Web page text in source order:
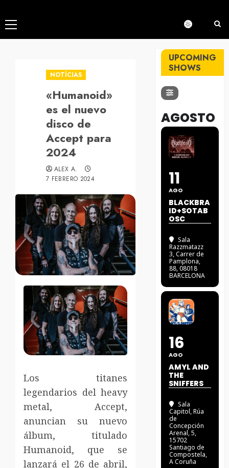
Menú
principal
NOTÍCIAS
«Humanoid»
es el nuevo
disco de
Accept para
2024
ALEX A.
7 FEBRERO 2024
Los titanes
legendarios del heavy
metal, Accept,
anuncian su nuevo
álbum, titulado
Humanoid, que se
lanzará el 26 de abril,
UPCOMING
SHOWS
AGOSTO
11
AGO
BLACKBRA
ID+SOTAB
OSC
Sala
Razzmatazz
3, Carrer de
Pamplona,
88, 08018
BARCELONA
16
AGO
AMYL AND
THE
SNIFFERS
Sala
Capitol, Rúa
de
Concepción
Arenal, 5,
15702
Santiago de
Compostela,
A Coruña